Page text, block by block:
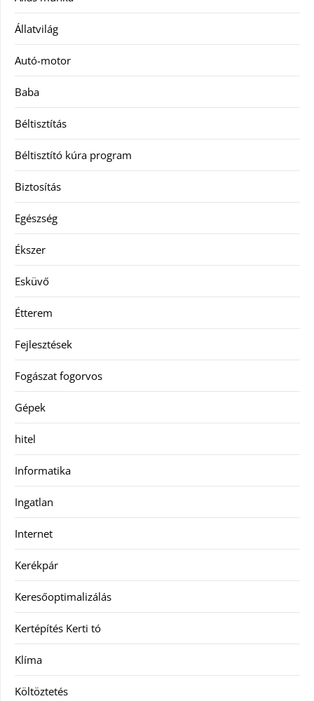
Állatvilág
Autó-motor
Baba
Béltisztítás
Béltisztító kúra program
Biztosítás
Egészség
Ékszer
Esküvő
Étterem
Fejlesztések
Fogászat fogorvos
Gépek
hitel
Informatika
Ingatlan
Internet
Kerékpár
Keresőoptimalizálás
Kertépítés Kerti tó
Klíma
Költöztetés